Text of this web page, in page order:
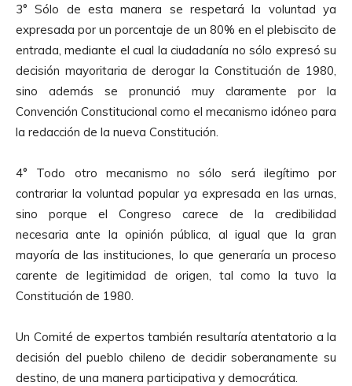
3° Sólo de esta manera se respetará la voluntad ya
expresada por un porcentaje de un 80% en el plebiscito de
entrada, mediante el cual la ciudadanía no sólo expresó su
decisión mayoritaria de derogar la Constitución de 1980,
sino además se pronunció muy claramente por la
Convención Constitucional como el mecanismo idóneo para
la redacción de la nueva Constitución.
4° Todo otro mecanismo no sólo será ilegítimo por
contrariar la voluntad popular ya expresada en las urnas,
sino porque el Congreso carece de la credibilidad
necesaria ante la opinión pública, al igual que la gran
mayoría de las instituciones, lo que generaría un proceso
carente de legitimidad de origen, tal como la tuvo la
Constitución de 1980.
Un Comité de expertos también resultaría atentatorio a la
decisión del pueblo chileno de decidir soberanamente su
destino, de una manera participativa y democrática.